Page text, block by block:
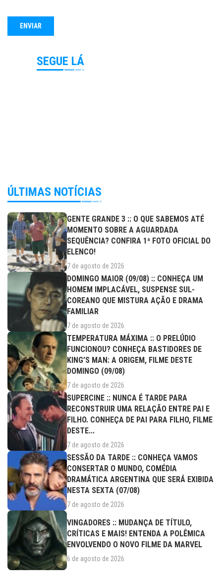
SEGUE LÁ
ÚLTIMAS NOTÍCIAS
GENTE GRANDE 3 :: O QUE SABEMOS ATÉ
MOMENTO SOBRE A AGUARDADA
SEQUÊNCIA? CONFIRA 1ª FOTO OFICIAL DO
ELENCO!
7 de agosto de 2026
DOMINGO MAIOR (09/08) :: CONHEÇA UM
HOMEM IMPLACÁVEL, SUSPENSE SUL-
COREANO QUE MISTURA AÇÃO E DRAMA
FAMILIAR
7 de agosto de 2026
TEMPERATURA MÁXIMA :: O PRELÚDIO
FUNCIONOU? CONHEÇA BASTIDORES DE
KING’S MAN: A ORIGEM, FILME DESTE
DOMINGO (09/08)
7 de agosto de 2026
SUPERCINE :: NUNCA É TARDE PARA
RECONSTRUIR UMA RELAÇÃO ENTRE PAI E
FILHO. CONHEÇA DE PAI PARA FILHO, FILME
DESTE...
7 de agosto de 2026
SESSÃO DA TARDE :: CONHEÇA VAMOS
CONSERTAR O MUNDO, COMÉDIA
DRAMÁTICA ARGENTINA QUE SERÁ EXIBIDA
NESTA SEXTA (07/08)
7 de agosto de 2026
VINGADORES :: MUDANÇA DE TÍTULO,
CRÍTICAS E MAIS! ENTENDA A POLÊMICA
ENVOLVENDO O NOVO FILME DA MARVEL
6 de agosto de 2026